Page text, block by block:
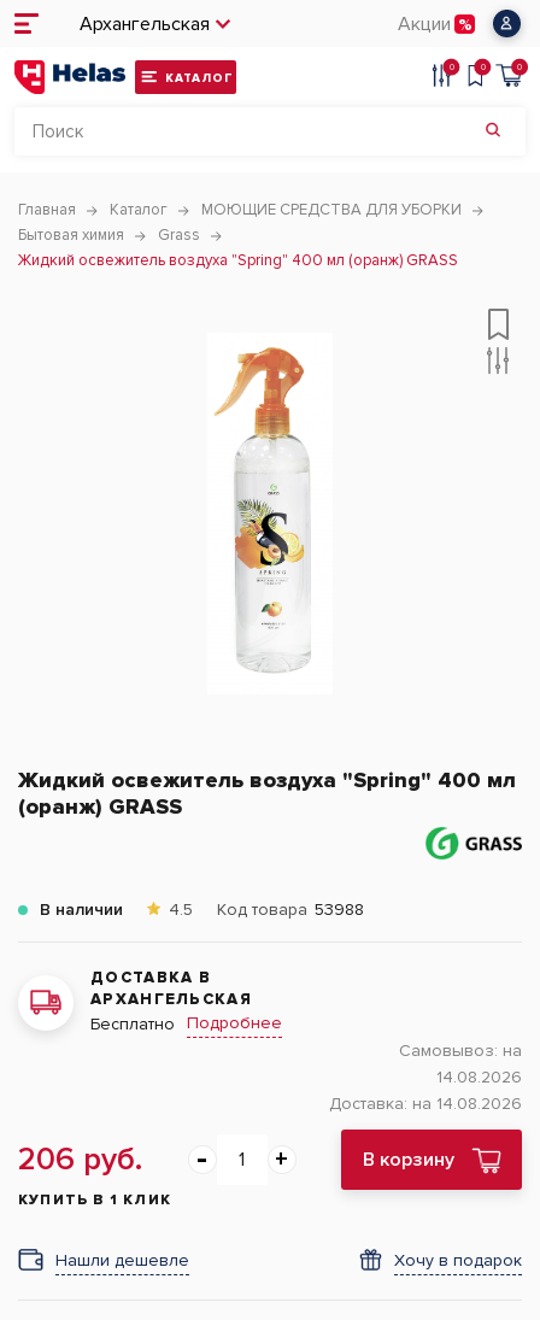
Архангельская Акции
КАТАЛОГ
0 0 0
Главная Каталог
МОЮЩИЕ СРЕДСТВА ДЛЯ УБОРКИ
Бытовая химия
Grass
Жидкий освежитель воздуха "Spring" 400 мл (оранж) GRASS
Жидкий освежитель воздуха "Spring" 400 мл
(оранж) GRASS
В наличии 4.5 Код товара 53988
ДОСТАВКА В
АРХАНГЕЛЬСКАЯ
Бесплатно
Подробнее
Самовывоз: на
14.08.2026
Доставка: на 14.08.2026
206 руб. В корзину
КУПИТЬ В 1 КЛИК
Нашли дешевле Хочу в подарок